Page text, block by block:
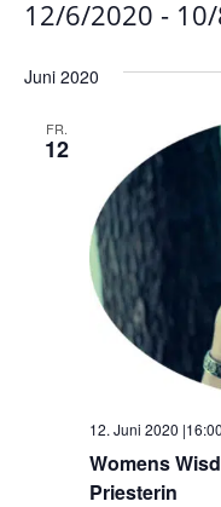
12/6/2020 -
wählen.
Juni 2020
FR.
12
Womens
Priesterin
12. Juni 2020 |16:00